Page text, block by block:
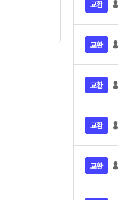
교환
교환
교환
교환
교환